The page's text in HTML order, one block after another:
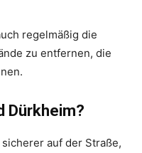
regelmäßig die
zu entfernen, die
Dürkheim?
auf der Straße,